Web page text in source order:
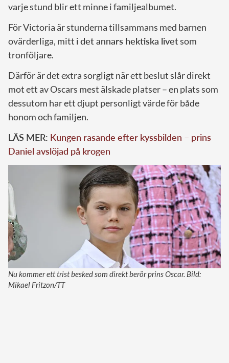
varje stund blir ett minne i familjealbumet.
För Victoria är stunderna tillsammans med barnen
ovärderliga, mitt i det annars hektiska livetsom
tronföljare.
Därför är det extra sorgligt när ett beslut slår direkt
mot ett av Oscars mest älskade platser – en plats som
dessutom har ett djupt personligt värde för både
honom och familjen.
LÄS MER: Kungen rasande efter kyssbilden – prins
Daniel avslöjad på krogen
Nu kommer ett trist besked som direkt berör prins Oscar. Bild:
Mikael Fritzon/TT